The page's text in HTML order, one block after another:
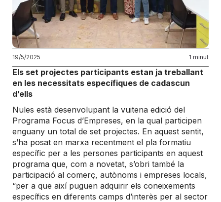
19/5/2025 1 minut
Els set projectes participants estan ja treballant
en les necessitats específiques de cadascun
d’ells
Nules està desenvolupant la vuitena edició del
Programa Focus d’Empreses, en la qual participen
enguany un total de set projectes. En aquest sentit,
s’ha posat en marxa recentment el pla formatiu
específic per a les persones participants en aquest
programa que, com a novetat, s’obri també la
participació al comerç, autònoms i empreses locals,
“per a que així puguen adquirir els coneixements
específics en diferents camps d’interès per al sector